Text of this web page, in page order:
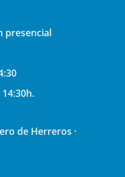
presencial
de Herreros ·